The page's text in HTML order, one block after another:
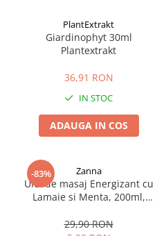
PlantExtrakt
Giardinophyt 30ml
Plantextrakt
36,91 RON
IN STOC
ADAUGA IN COS
-83% Zanna
Ulei de masaj Energizant cu
Lamaie si Menta, 200ml,
29,90 RON